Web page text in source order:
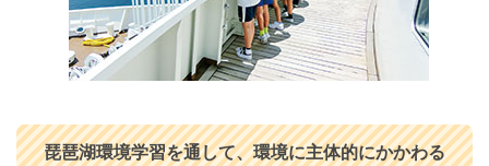
琵琶湖環境学習を通して、環境に主体的にかかわる